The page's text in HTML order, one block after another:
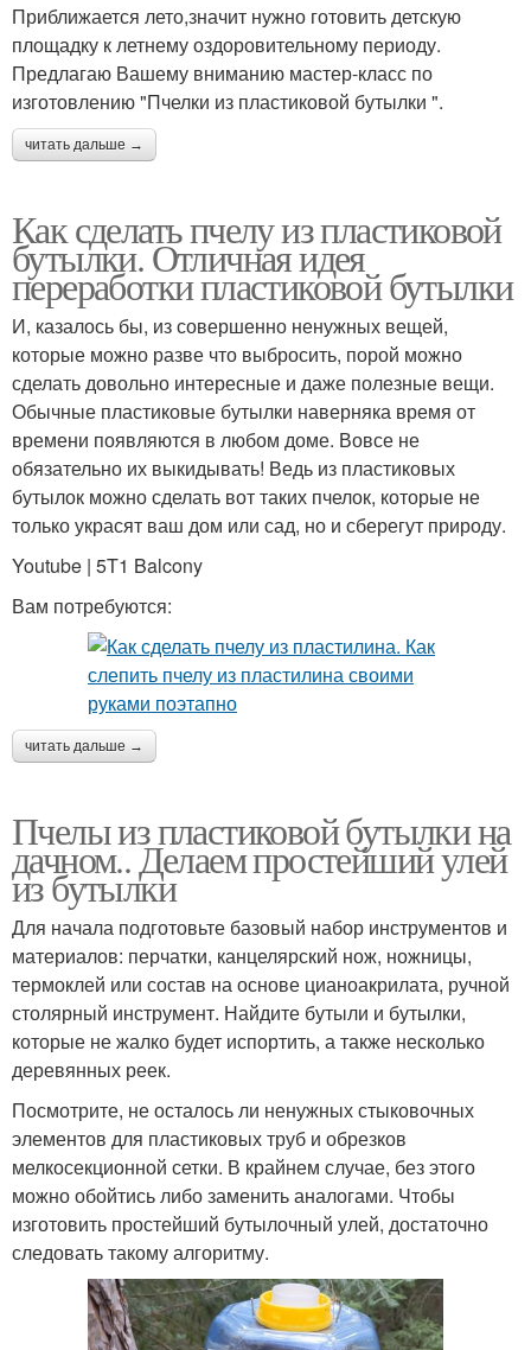
Приближается лето,значит нужно готовить детскую
площадку к летнему оздоровительному периоду.
Предлагаю Вашему вниманию мастер-класс по
изготовлению "Пчелки из пластиковой бутылки ".
читать дальше →
Как сделать пчелу из пластиковой
бутылки. Отличная идея
переработки пластиковой бутылки
И, казалось бы, из совершенно ненужных вещей,
которые можно разве что выбросить, порой можно
сделать довольно интересные и даже полезные вещи.
Обычные пластиковые бутылки наверняка время от
времени появляются в любом доме. Вовсе не
обязательно их выкидывать! Ведь из пластиковых
бутылок можно сделать вот таких пчелок, которые не
только украсят ваш дом или сад, но и сберегут природу.
Youtube | 5T1 Balcony
Вам потребуются:
читать дальше →
Пчелы из пластиковой бутылки на
дачном.. Делаем простейший улей
из бутылки
Для начала подготовьте базовый набор инструментов и
материалов: перчатки, канцелярский нож, ножницы,
термоклей или состав на основе цианоакрилата, ручной
столярный инструмент. Найдите бутыли и бутылки,
которые не жалко будет испортить, а также несколько
деревянных реек.
Посмотрите, не осталось ли ненужных стыковочных
элементов для пластиковых труб и обрезков
мелкосекционной сетки. В крайнем случае, без этого
можно обойтись либо заменить аналогами. Чтобы
изготовить простейший бутылочный улей, достаточно
следовать такому алгоритму.